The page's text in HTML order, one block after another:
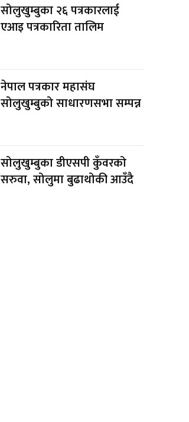
सोलुखुम्बुका २६ पत्रकारलाई
एआइ पत्रकारिता तालिम
नेपाल पत्रकार महासंघ
सोलुखुम्बुको साधारणसभा सम्पन्न
सोलुखुम्बुका डीएसपी कुँवरको
सरुवा, सोलुमा बुढाथोकी आउँदै